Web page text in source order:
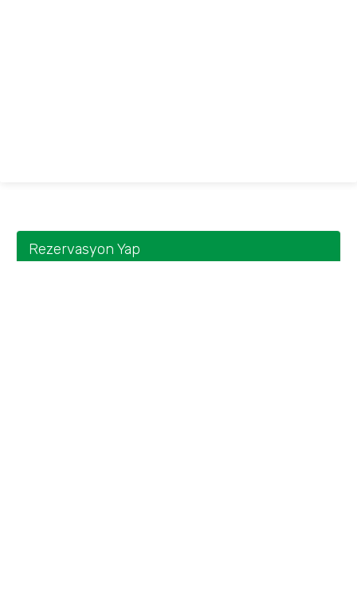
Rezervasyon Yap